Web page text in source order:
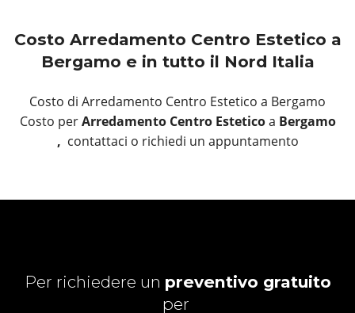
Costo Arredamento Centro Estetico a
Bergamo e in tutto il Nord Italia
Costo di Arredamento Centro Estetico a Bergamo
Costo perArredamento Centro Esteticoa Bergamo
, contattaci o richiedi un appuntamento
Per richiedere un preventivo gratuito
per